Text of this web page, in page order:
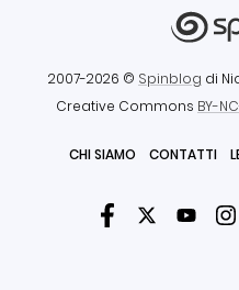
2007-2026 © Spinblog di
Creative Commons BY-
CHI SIAMO CONTATTI